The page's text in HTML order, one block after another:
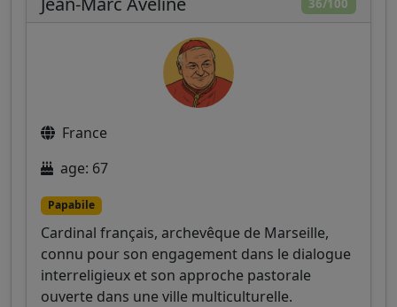
36/100
France
age: 67
Papabile
Cardinal français, archevêque de Marseille,
connu pour son engagement dans le dialogue
interreligieux et son approche pastorale
ouverte dans une ville multiculturelle.